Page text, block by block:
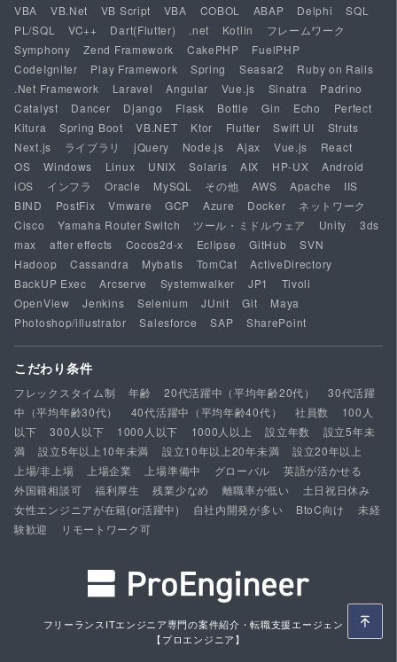
VBA
VB.Net VB Script VBA COBOL ABAP Delphi
SQL
PL/SQL
VC++ Dart(Flutter) .net Kotlin
フレームワーク
Symphony
Zend Framework CakePHP
FuelPHP
CodeIgniter
Play Framework Spring Seasar2
Ruby on Rails
.Net Framework
Laravel Angular Vue.js Sinatra
Padrino
Catalyst
Dancer Django Flask Bottle Gin Echo
Perfect
Kitura
Spring Boot VB.NET Ktor Flutter Swift UI
Struts
Next.js
ライブラリ jQuery Node.js Ajax Vue.js
React
OS
Windows Linux UNIX Solaris AIX HP-UX
Android
iOS
インフラ Oracle MySQL その他 AWS Apache
IIS
BIND
PostFix Vmware GCP Azure Docker
ネットワーク
Cisco
Yamaha Router Switch ツール・ミドルウェア Unity
3ds
max
after effects Cocos2d-x Eclipse GitHub
SVN
Hadoop
Cassandra Mybatis TomCat
ActiveDirectory
BackUP Exec
Arcserve Systemwalker JP1
Tivoli
OpenView
Jenkins Selenium JUnit Git
Maya
Photoshop/illustrator
Salesforce SAP SharePoint
こだわり条件
フレックスタイム制 年齢 20代活躍中（平均年齢20代）
30代活躍
中（平均年齢30代）
40代活躍中（平均年齢40代） 社員数
100人
以下
300人以下 1000人以下 1000人以上 設立年数
設立5年未
満
設立5年以上10年未満 設立10年以上20年未満
設立20年以上
上場/非上場
上場企業 上場準備中 グローバル
英語が活かせる
外国籍相談可
福利厚生 残業少なめ 離職率が低い
土日祝日休み
女性エンジニアが在籍(or活躍中)
自社内開発が多い BtoC向け
未経
験歓迎
リモートワーク可
フリーランスITエンジニア専門の案件紹介・転職支援エージェント
【プロエンジニア】